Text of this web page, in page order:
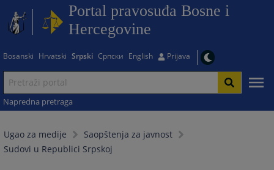
Portal pravosuđa Bosne i
Hercegovine
Bosanski Hrvatski Srpski Српски English Prijava
Napredna pretraga
Ugao za medije
Saopštenja za javnost
Sudovi u Republici Srpskoj